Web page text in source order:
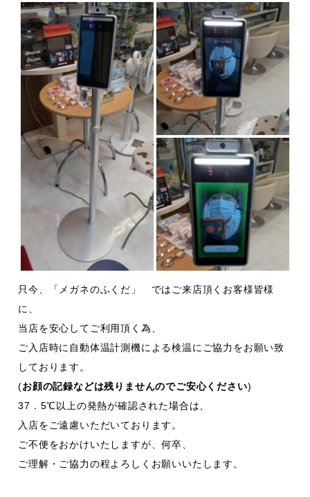
只今、「メガネのふくだ」 ではご来店頂くお客様皆様
に、
当店を安心してご利用頂く為、
ご入店時に自動体温計測機による検温にご協力をお願い致
しております。
(お顔の記録などは残りませんのでご安心ください)
37．5℃以上の発熱が確認された場合は、
入店をご遠慮いただいております。
ご不便をおかけいたしますが、何卒、
ご理解・ご協力の程よろしくお願いいたします。